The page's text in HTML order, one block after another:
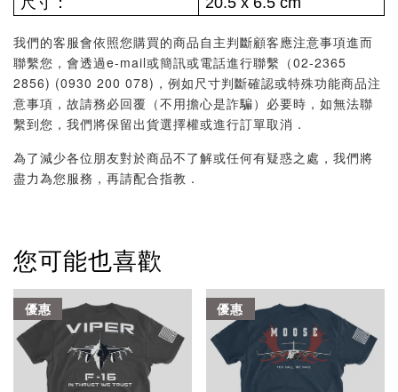
我們的客服會依照您購買的商品自主判斷顧客應注意事項進而
聯繫您，會透過e-mail或簡訊或電話進行聯繫（02-2365
2856) (0930 200 078)，例如尺寸判斷確認或特殊功能商品注
意事項，故請務必回覆（不用擔心是詐騙）必要時，如無法聯
繫到您，我們將保留出貨選擇權或進行訂單取消．
為了減少各位朋友對於商品不了解或任何有疑惑之處，我們將
盡力為您服務，再請配合指教．
您可能也喜歡
優惠 優惠